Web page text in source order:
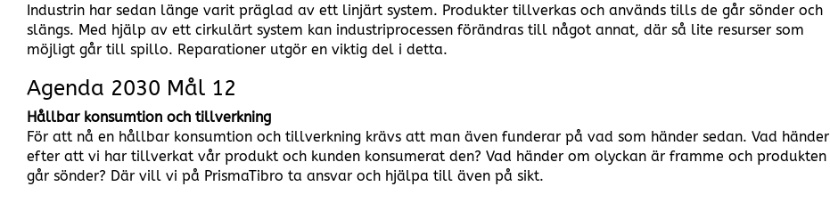
Industrin har sedan länge varit präglad av ett linjärt system. Produkter tillverkas och används tills de går sönder och
slängs. Med hjälp av ett cirkulärt system kan industriprocessen förändras till något annat, där så lite resurser som
möjligt går till spillo. Reparationer utgör en viktig del i detta.
Agenda 2030 Mål 12
Hållbar konsumtion och tillverkning
För att nå en hållbar konsumtion och tillverkning krävs att man även funderar på vad som händer sedan. Vad händer
efter att vi har tillverkat vår produkt och kunden konsumerat den? Vad händer om olyckan är framme och produkten
går sönder? Där vill vi på PrismaTibro ta ansvar och hjälpa till även på sikt.